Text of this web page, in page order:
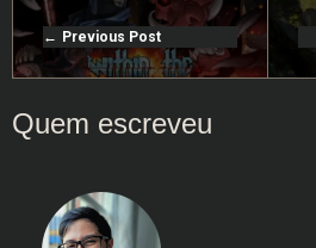
Previous Post